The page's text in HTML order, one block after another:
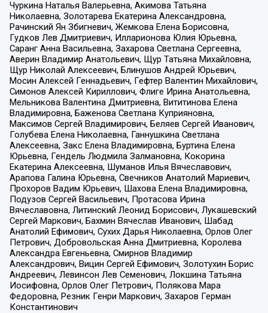
Чуркина Наталья Валерьевна, Акимова Татьяна
Николаевна, Золотарева Екатерина Александровна,
Рачинский Ян Збигневич, Жемкова Елена Борисовна,
Гудков Лев Дмитриевич, Илларионова Юлия Юрьевна,
Саранг Анна Васильевна, Захарова Светлана Сергеевна,
Аверин Владимир Анатольевич, Щур Татьяна Михайловна,
Щур Николай Алексеевич, Блинушов Андрей Юрьевич,
Мосин Алексей Геннадьевич, Гефтер Валентин Михайлович,
Симонов Алексей Кириллович, Флиге Ирина Анатольевна,
Мельникова Валентина Дмитриевна, Вититинова Елена
Владимировна, Баженова Светлана Куприяновна,
Максимов Сергей Владимирович, Беляев Сергей Иванович,
Голубева Елена Николаевна, Ганнушкина Светлана
Алексеевна, Закс Елена Владимировна, Буртина Елена
Юрьевна, Гендель Людмила Залмановна, Кокорина
Екатерина Алексеевна, Шуманов Илья Вячеславович,
Арапова Галина Юрьевна, Свечников Анатолий Мариевич,
Прохоров Вадим Юрьевич, Шахова Елена Владимировна,
Подузов Сергей Васильевич, Протасова Ирина
Вячеславовна, Литинский Леонид Борисович, Лукашевский
Сергей Маркович, Бахмин Вячеслав Иванович, Шабад
Анатолий Ефимович, Сухих Дарья Николаевна, Орлов Олег
Петрович, Добровольская Анна Дмитриевна, Королева
Александра Евгеньевна, Смирнов Владимир
Александрович, Вицин Сергей Ефимович, Золотухин Борис
Андреевич, Левинсон Лев Семенович, Локшина Татьяна
Иосифовна, Орлов Олег Петрович, Полякова Мара
Федоровна, Резник Генри Маркович, Захаров Герман
Константинович